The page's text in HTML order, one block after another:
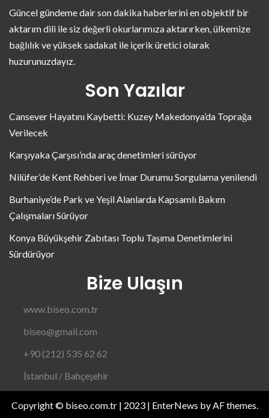
Güncel gündeme dair son dakika haberlerini en objektif bir
aktarım dili ile siz değerli okurlarımıza aktarırken, ülkemize
bağlılık ve yüksek sadakat ile içerik üretici olarak
huzurunuzdayız.
Son Yazılar
Cansever Hayatını Kaybetti: Kuzey Makedonya’da Toprağa
Verilecek
Karşıyaka Çarşısı’nda araç denetimleri sürüyor
Nilüfer’de Kent Rehberi ve İmar Durumu Sorgulama yenilendi
Burhaniye’de Park ve Yeşil Alanlarda Kapsamlı Bakım
Çalışmaları Sürüyor
Konya Büyükşehir Zabıtası Toplu Taşıma Denetimlerini
Sürdürüyor
Bize Ulaşın
www.biseo.com.tr
biseo@gmail.com
+90 (212) 535 62 62
İstanbul / Bahçeşehir
Copyright © biseo.com.tr | 2023 | EnterNews by AF themes.